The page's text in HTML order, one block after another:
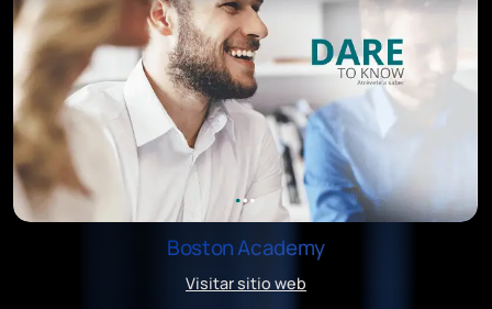
Boston Academy
Visitar sitio web